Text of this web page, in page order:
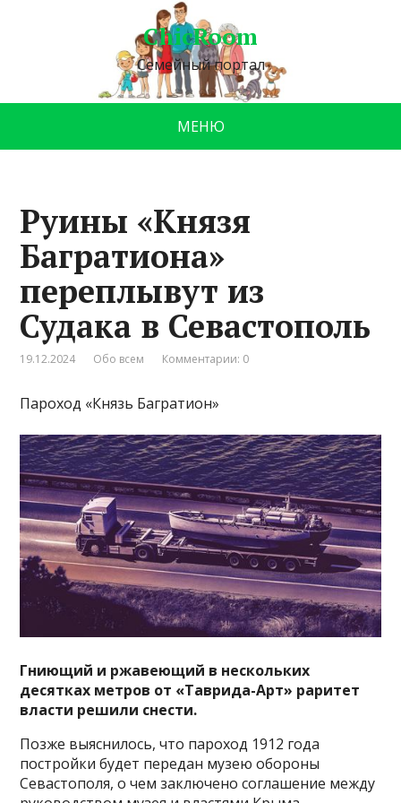
ChicRoom
Семейный портал
МЕНЮ
Руины «Князя
Багратиона»
переплывут из
Судака в Севастополь
19.12.2024 Обо всем Комментарии: 0
Пароход «Князь Багратион»
Гниющий и ржавеющий в нескольких
десятках метров от «Таврида-Арт» раритет
власти решили снести.
Позже выяснилось, что пароход 1912 года
постройки будет передан музею обороны
Севастополя, о чем заключено соглашение между